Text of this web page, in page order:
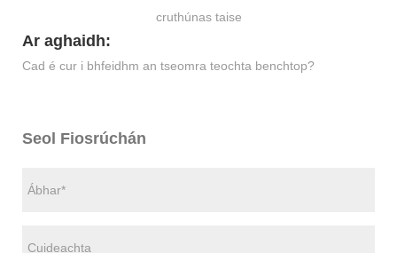
cruthúnas taise
Ar aghaidh:
Cad é cur i bhfeidhm an tseomra teochta benchtop?
Seol Fiosrúchán